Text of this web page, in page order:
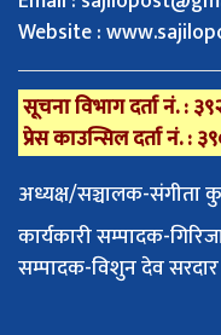
Website :
सूचना विभाग दर्ता नं. :
प्रेस काउन्सिल दर्ता नं. :
अध्यक्ष/सञ्चालक-संगीता
कार्यकारी सम्पादक-
सम्पादक-विशुन देव सरदार